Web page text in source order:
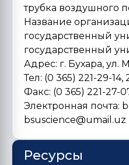
трубка воздушного
Название
государственный
государственный
Адрес: г. Бухара, ул.
Тел: (0 365) 221-29-14,
Факс: (0 365) 221-27-
Электронная почта:
bsuscience@umail.uz
Ресурсы